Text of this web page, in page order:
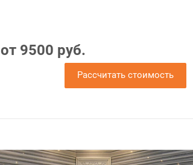
от 9500 руб.
Рассчитать стоимость